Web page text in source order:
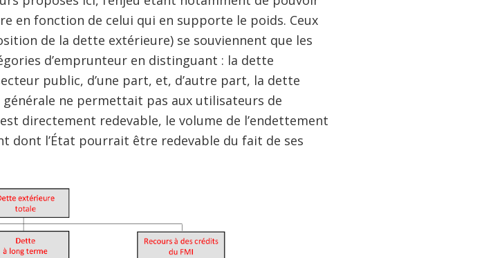
en fonction de celui qui en supporte le poids. Ceux
de la dette extérieure) se souviennent que les
d’emprunteur en distinguant : la dette
public, d’une part, et, d’autre part, la dette
ne permettait pas aux utilisateurs de
directement redevable, le volume de l’endettement
dont l’État pourrait être redevable du fait de ses